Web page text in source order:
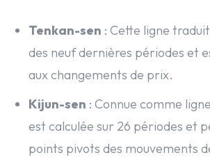
Tenkan-sen : Cette ligne
des neuf dernières périodes et
aux changements de prix.
Kijun-sen : Connue comme
est calculée sur 26 périodes et
points pivots des mouvements